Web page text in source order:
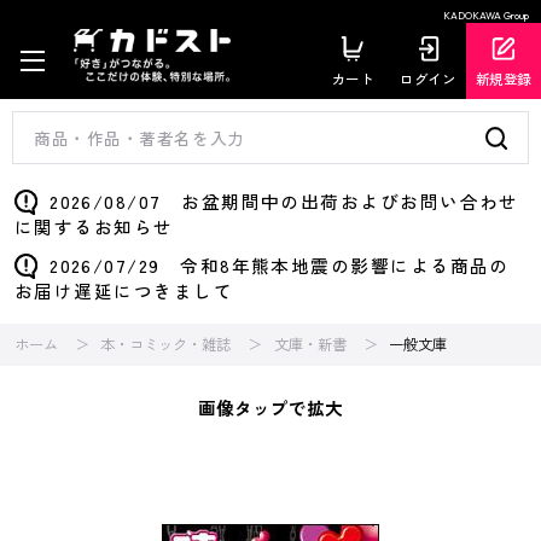
KADOKAWA Group
カート ログイン 新規登録
2026/08/07 お盆期間中の出荷およびお問い合わせ
に関するお知らせ
2026/07/29 令和8年熊本地震の影響による商品の
お届け遅延につきまして
ホーム 本・コミック・雑誌 文庫・新書 一般文庫
画像タップで拡大